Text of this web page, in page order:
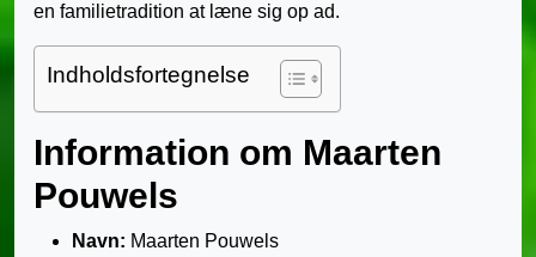
en familietradition at læne sig op ad.
Indholdsfortegnelse
Information om Maarten
Pouwels
Navn: Maarten Pouwels